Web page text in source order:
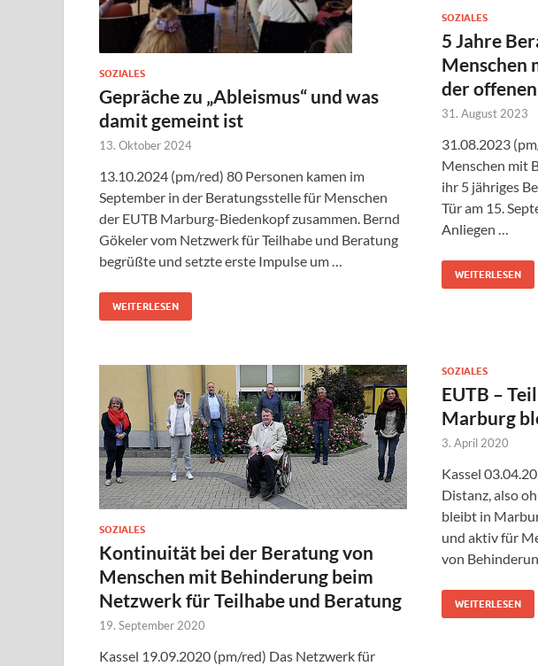
SOZIALES
Gepräche zu „Ableismus“ und was
damit gemeint ist
13. Oktober 2024
13.10.2024 (pm/red) 80 Personen kamen im
September in der Beratungsstelle für Menschen
der EUTB Marburg-Biedenkopf zusammen. Bernd
Gökeler vom Netzwerk für Teilhabe und Beratung
begrüßte und setzte erste Impulse um …
WEITERLESEN
SOZIALES
5 Jahre
Menschen
der
31. August 2023
31.08.2023
Menschen mit
ihr 5 jähriges
Tür am 15.
Anliegen …
WEITERLESEN
SOZIALES
Kontinuität bei der Beratung von
Menschen mit Behinderung beim
Netzwerk für Teilhabe und Beratung
19. September 2020
Kassel 19.09.2020 (pm/red) Das Netzwerk für
SOZIALES
EUTB –
Marburg
3. April 2020
Kassel
Distanz, also
bleibt in
und aktiv für
von
WEITERLESEN